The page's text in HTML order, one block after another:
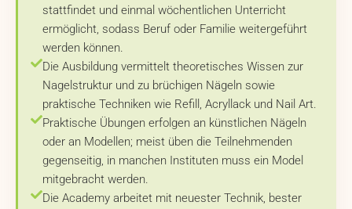
stattfindet und einmal wöchentlichen Unterricht
ermöglicht, sodass Beruf oder Familie weitergeführt
werden können.
Die Ausbildung vermittelt theoretisches Wissen zur
Nagelstruktur und zu brüchigen Nägeln sowie
praktische Techniken wie Refill, Acryllack und Nail Art.
Praktische Übungen erfolgen an künstlichen Nägeln
oder an Modellen; meist üben die Teilnehmenden
gegenseitig, in manchen Instituten muss ein Model
mitgebracht werden.
Die Academy arbeitet mit neuester Technik, bester